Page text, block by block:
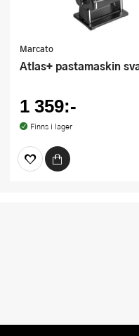
Marcato
Atlas+ pastamaskin
1 359:-
Finns i lager